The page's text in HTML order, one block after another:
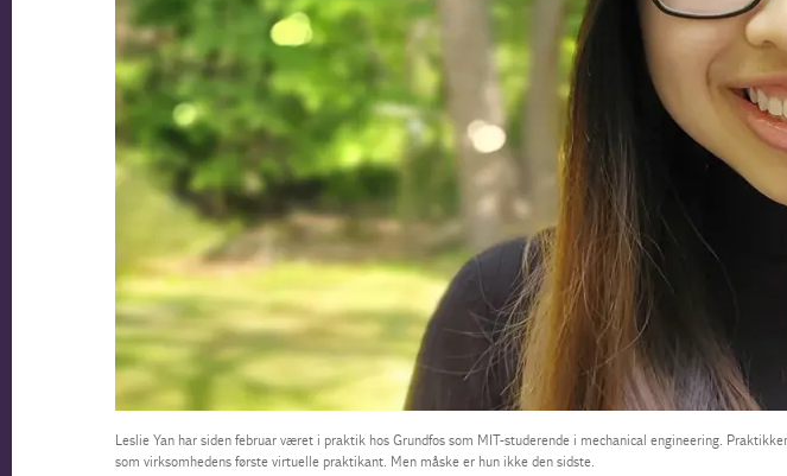
Leslie Yan har siden februar været i praktik hos Grundfos som MIT-studerende i mechanical engineering.
som virksomhedens første virtuelle praktikant. Men måske er hun ikke den sidste.